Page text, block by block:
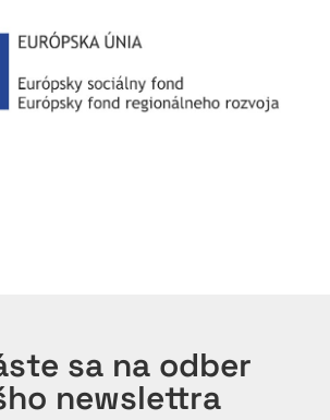
sa na odber
newslettra